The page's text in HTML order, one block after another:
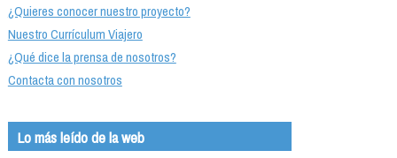
¿Quieres conocer nuestro proyecto?
Nuestro Currículum Viajero
¿Qué dice la prensa de nosotros?
Contacta con nosotros
Lo más leído de la web